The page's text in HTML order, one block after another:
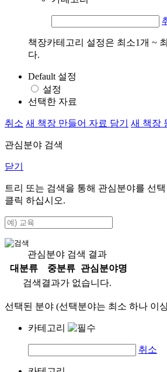
책장카테고리 설정은 최소1개 ~
다.
Default 설정
설정
선택한 자료
취소 새 책장 만들어 자료 담기 새 책장
관심분야 검색
닫기
트리 또는 검색을 통해 관심분야를 선
클릭 하십시오.
관심분야 검색 결과
대분류
중분류
관심분야명
검색결과가 없습니다.
선택된 분야 (선택분야는 최소 하나 이
카테고리
취소